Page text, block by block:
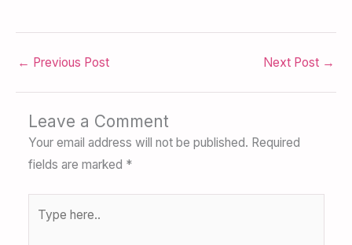
← Previous Post Next Post →
Leave a Comment
Your email address will not be published. Required
fields are marked *
here..